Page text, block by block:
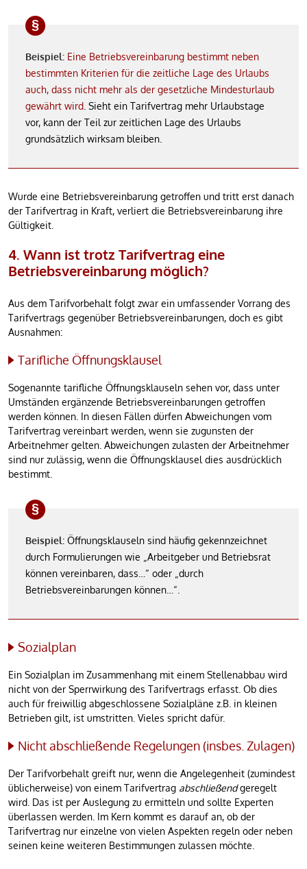
Beispiel: Eine Betriebsvereinbarung bestimmt neben
bestimmten Kriterien für die zeitliche Lage des Urlaubs
auch, dass nicht mehr als der gesetzliche Mindesturlaub
gewährt wird . Sieht ein Tarifvertrag mehr Urlaubstage
vor, kann der Teil zur zeitlichen Lage des Urlaubs
grundsätzlich wirksam bleiben.
Wurde eine Betriebsvereinbarung getroffen und tritt erst danach
der Tarifvertrag in Kraft, verliert die Betriebsvereinbarung ihre
Gültigkeit.
4. Wann ist trotz Tarifvertrag eine
Betriebsvereinbarung möglich?
Aus dem Tarifvorbehalt folgt zwar ein umfassender Vorrang des
Tarifvertrags gegenüber Betriebsvereinbarungen, doch es gibt
Ausnahmen:
Tarifliche Öffnungsklausel
Sogenannte tarifliche Öffnungsklauseln sehen vor, dass unter
Umständen ergänzende Betriebsvereinbarungen getroffen
werden können. In diesen Fällen dürfen Abweichungen vom
Tarifvertrag vereinbart werden, wenn sie zugunsten der
Arbeitnehmer gelten. Abweichungen zulasten der Arbeitnehmer
sind nur zulässig, wenn die Öffnungsklausel dies ausdrücklich
bestimmt.
Beispiel: Öffnungsklauseln sind häufig gekennzeichnet
durch Formulierungen wie „Arbeitgeber und Betriebsrat
können vereinbaren, dass…“ oder „durch
Betriebsvereinbarungen können…“.
Sozialplan
Ein Sozialplan im Zusammenhang mit einem Stellenabbau wird
nicht von der Sperrwirkung des Tarifvertrags erfasst. Ob dies
auch für freiwillig abgeschlossene Sozialpläne z.B. in kleinen
Betrieben gilt, ist umstritten. Vieles spricht dafür.
Nicht abschließende Regelungen (insbes. Zulagen)
Der Tarifvorbehalt greift nur, wenn die Angelegenheit (zumindest
üblicherweise) von einem Tarifvertrag abschließendgeregelt
wird. Das ist per Auslegung zu ermitteln und sollte Experten
überlassen werden. Im Kern kommt es darauf an, ob der
Tarifvertrag nur einzelne von vielen Aspekten regeln oder neben
seinen keine weiteren Bestimmungen zulassen möchte.